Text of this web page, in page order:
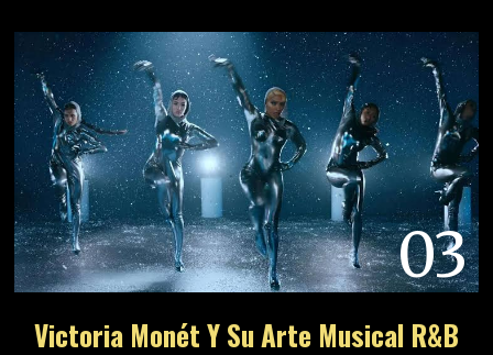
03
Victoria Monét Y Su Arte Musical R&B